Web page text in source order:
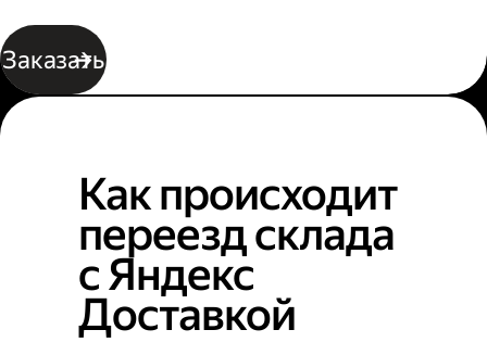
Заказать
Как происходит
переезд склада
с Яндекс
Доставкой